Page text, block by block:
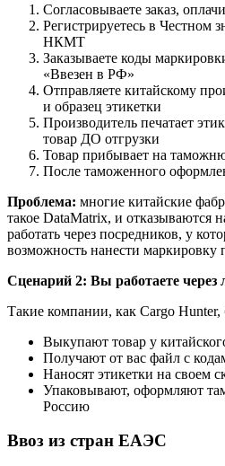
Согласовываете заказ,
Регистрируетесь в Честном
НКМТ
Заказываете коды
«Ввезен в РФ»
Отправляете китайскому
и образец этикетки
Производитель печатает
товар ДО отгрузки
Товар прибывает на
После таможенного
Проблема: многие китайские
такое DataMatrix, и отказываются
работать через посредников, у
возможность нанести маркировку
Сценарий 2: Вы работаете
Такие компании, как Cargo Hunter,
Выкупают товар у
Получают от вас файл с
Наносят этикетки на своем
Упаковывают, оформляют
Россию
Ввоз из стран ЕАЭС